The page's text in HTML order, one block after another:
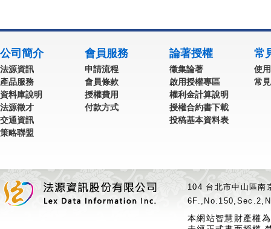
公司簡介
法源資訊
產品服務
資料庫說明
法源徵才
交通資訊
策略聯盟
會員服務
申請流程
會員條款
授權費用
付款方式
論著授權
徵集論著
啟用授權專區
權利金計算說明
授權合約書下載
投稿基本資料表
常
使
常
104 台北市中山區
本網站智慧財產權